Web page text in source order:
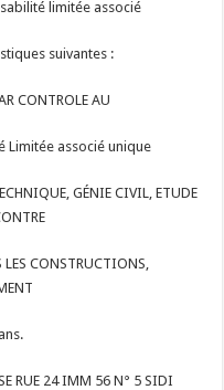
limitée associé
suivantes :
CONTROLE AU
Limitée associé unique
GÉNIE CIVIL, ETUDE
LES CONSTRUCTIONS,
RUE 24 IMM 56 N° 5 SIDI